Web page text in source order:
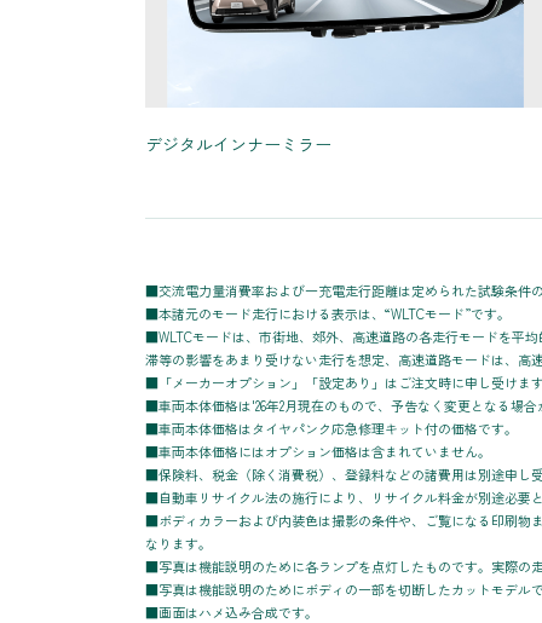
デジタルインナーミラー
■交流電力量消費率および一充電走行距離は定められた試験条件
■本諸元のモード走行における表示は、“WLTCモード”です。
■WLTCモードは、市街地、郊外、高速道路の各走行モードを平
滞等の影響をあまり受けない走行を想定、高速道路モードは、高
■「メーカーオプション」「設定あり」はご注文時に申し受けま
■車両本体価格は'26年2月現在のもので、予告なく変更となる場合
■車両本体価格はタイヤパンク応急修理キット付の価格です。
■車両本体価格にはオプション価格は含まれていません。
■保険料、税金（除く消費税）、登録料などの諸費用は別途申し
■自動車リサイクル法の施行により、リサイクル料金が別途必要
■ボディカラーおよび内装色は撮影の条件や、ご覧になる印刷物
なります。
■写真は機能説明のために各ランプを点灯したものです。実際の
■写真は機能説明のためにボディの一部を切断したカットモデル
■画面はハメ込み合成です。